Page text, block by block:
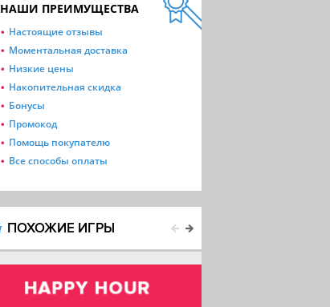
НАШИ ПРЕИМУЩЕСТВА
Настоящие отзывы
Моментальная доставка
Низкие цены
Накопительная скидка
Бонусы
Промокод
Помощь покупателю
Все способы оплаты
ПОХОЖИЕ ИГРЫ